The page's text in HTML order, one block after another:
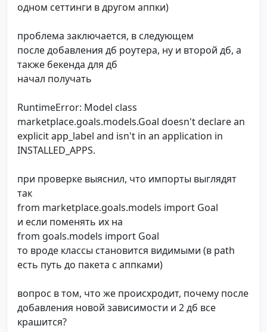
одном сеттинги в другом аппки)
проблема заключается, в следующем
после добавления дб роутера, ну и второй дб, а
также бекенда для дб
начал получать
RuntimeError: Model class
marketplace.goals.models.Goal doesn't declare an
explicit app_label and isn't in an application in
INSTALLED_APPS.
при проверке выяснил, что импорты выглядят
так
from marketplace.goals.models import Goal
и если поменять их на
from goals.models import Goal
то вроде классы становится видимыми (в path
есть путь до пакета c аппками)
вопрос в том, что же происхродит, почему после
добавления новой зависимости и 2 дб все
крашится?